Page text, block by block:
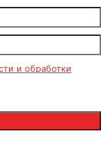
и обработки